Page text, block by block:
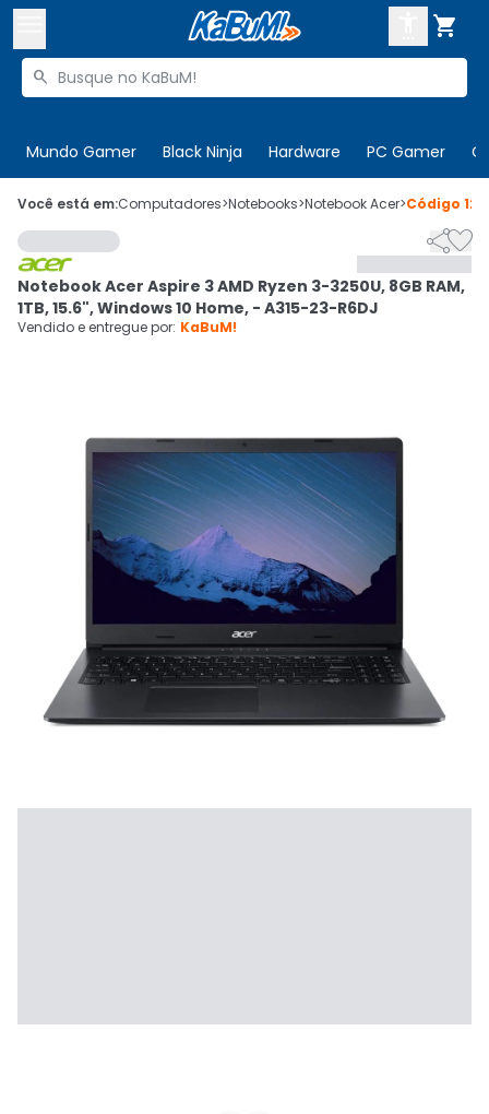

Buscar produtos

Mundo Gamer Black Ninja Hardware PC Gamer
 Olá. Acesse sua conta
 Departamentos
Cupons
CADASTRE-SE
Você está em:Computadores>Notebooks>Notebook Acer>Código

Notebook Acer Aspire 3 AMD Ryzen 3-3250U, 8GB RAM,
1TB, 15.6", Windows 10 Home, - A315-23-R6DJ
Vendido e entregue por: KaBuM!